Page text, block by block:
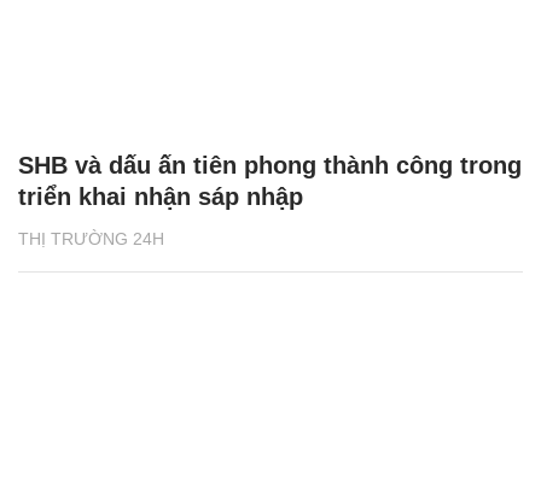
THỊ TRƯỜNG 24H
SHB và dấu ấn tiên phong thành công trong
triển khai nhận sáp nhập